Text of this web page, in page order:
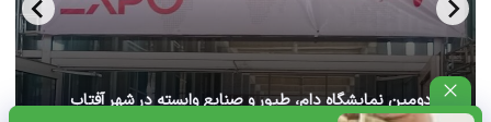
آغاز دومین نمایشگاه دام، طیور و صنایع وابسته در شهر آفتاب